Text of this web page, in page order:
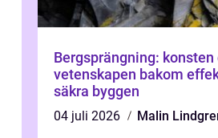
Bergsprängning: konsten
vetenskapen bakom
säkra byggen
04 juli 2026
Malin